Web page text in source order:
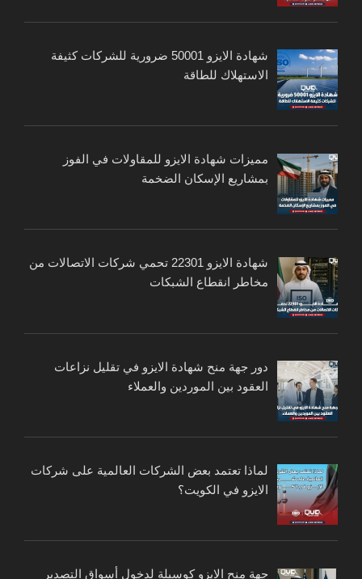
شهادة الايزو 50001 ضرورية للشركات كثيفة
الاستهلاك للطاقة
مميزات شهادة الايزو للمقاولات في الفوز
بمشاريع الإسكان الضخمة
شهادة الايزو 22301 تحمي شركات الاتصالات من
مخاطر انقطاع الشبكات
دور جهة منح شهادة الايزو في تقليل نزاعات
العقود بين الموردين والعملاء
لماذا تعتمد بعض الشركات العالمية على شركات
الايزو في الكويت؟
جهة منح الايزو كوسيلة لدخول أسواق التصدير